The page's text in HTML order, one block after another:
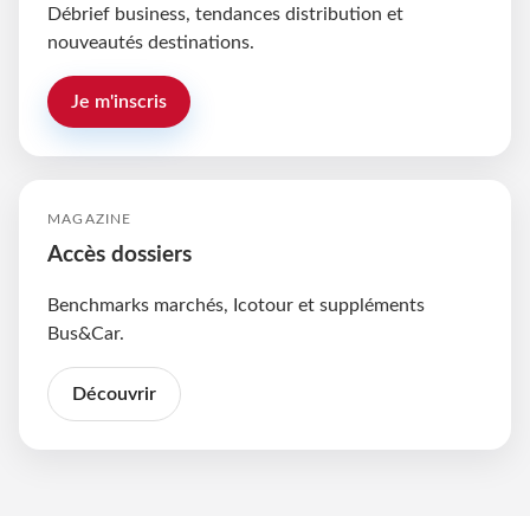
Débrief business, tendances distribution et
nouveautés destinations.
Je m'inscris
MAGAZINE
Accès dossiers
Benchmarks marchés, Icotour et suppléments
Bus&Car.
Découvrir